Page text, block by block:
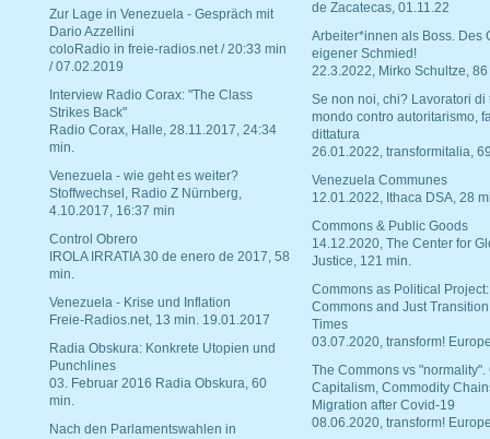
Zur Lage in Venezuela - Gespräch mit
Dario Azzellini
coloRadio in freie-radios.net / 20:33 min
/ 07.02.2019
Interview Radio Corax: "The Class
Strikes Back"
Radio Corax, Halle, 28.11.2017, 24:34
min.
Venezuela - wie geht es weiter?
Stoffwechsel, Radio Z Nürnberg,
4.10.2017, 16:37 min
Control Obrero
IROLA IRRATIA 30 de enero de 2017, 58
min.
Venezuela - Krise und Inflation
Freie-Radios.net, 13 min. 19.01.2017
Radia Obskura: Konkrete Utopien und
Punchlines
03. Februar 2016 Radia Obskura, 60
min.
Nach den Parlamentswahlen in
de Zacatecas, 01.11.22
Arbeiter*innen als Boss. Des
eigener Schmied!
22.3.2022, Mirko Schultze, 86
Se non noi, chi? Lavoratori di
mondo contro autoritarismo,
dittatura
26.01.2022, transformitalia,
Venezuela Communes
12.01.2022, Ithaca DSA, 28
Commons & Public Goods
14.12.2020, The Center for
Justice, 121 min.
Commons as Political Project:
Commons and Just
Times
03.07.2020, transform!
The Commons vs "normality".
Capitalism, Commodity
Migration after Covid-19
08.06.2020, transform!